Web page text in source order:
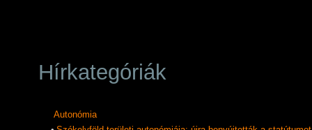
Hírkategóriák
Autonómia